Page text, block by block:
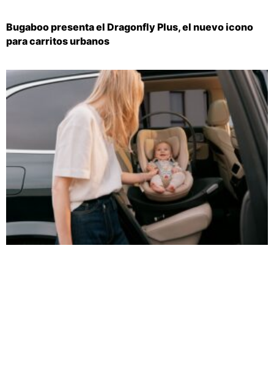
Bugaboo presenta el Dragonfly Plus, el nuevo icono
para carritos urbanos